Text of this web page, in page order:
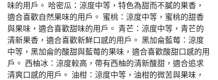
味的用戶。 哈密瓜：涼度中等，特色為甜而不膩的果香，
適合喜歡自然果味的用戶。 蜜桃：涼度中等，蜜桃的甜香
與果味，適合喜歡甜味的用戶。 青芒：涼度中等，青芒的
清新果香，適合喜歡新鮮口感的用戶。 黑加侖藍莓：涼度
中等，黑加侖的酸甜與藍莓的果味，適合喜歡酸甜口感的用
戶。 西柚冰：涼度較高，帶有西柚的清新酸甜，適合追求
清爽口感的用戶。 油柑：涼度中等，油柑的微苦與果味，